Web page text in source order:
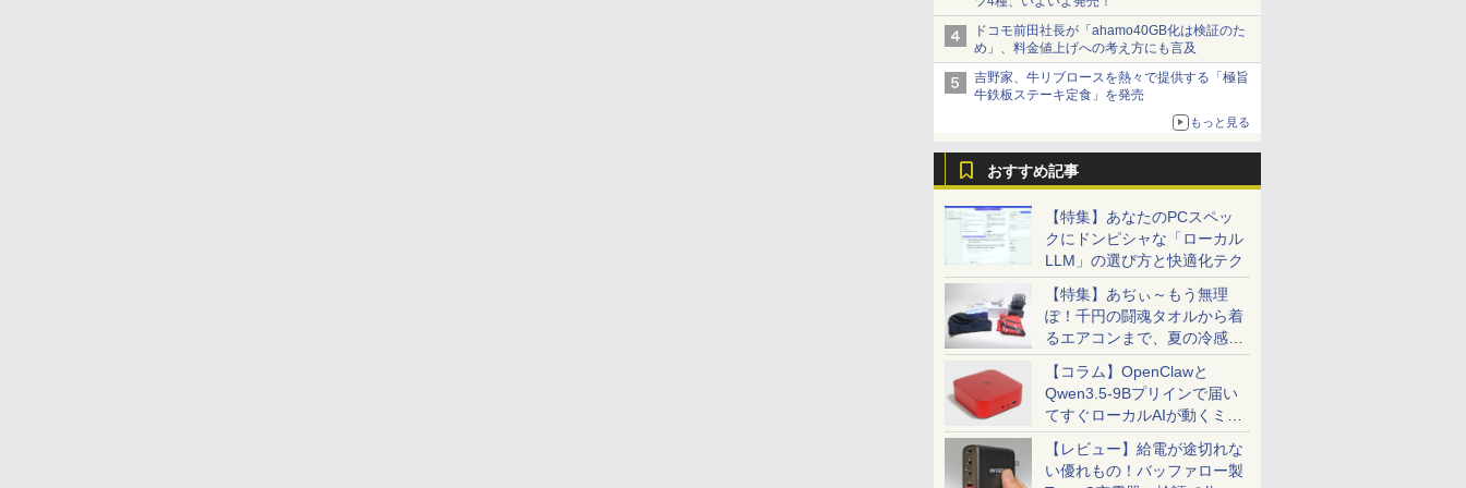
ドコモ前田社長が「ahamo40GB化は検証のた
め」、料金値上げへの考え方にも言及
吉野家、牛リブロースを熱々で提供する「極旨
牛鉄板ステーキ定食」を発売
もっと見る
おすすめ記事
【特集】あなたのPCスペッ
クにドンピシャな「ローカル
LLM」の選び方と快適化テク
【特集】あぢぃ～もう無理
ぽ！千円の闘魂タオルから着
るエアコンまで、夏の冷感グ
ッズ一挙紹介
【コラム】OpenClawと
Qwen3.5-9Bプリインで届い
てすぐローカルAIが動くミニ
PC「SER9 Pro」
【レビュー】給電が途切れな
い優れもの！バッファロー製